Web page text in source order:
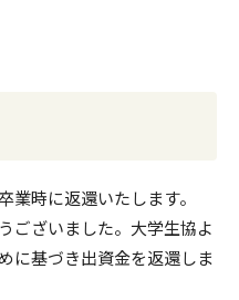
業時に返還いたします。
ございました。大学生協よ
に基づき出資金を返還しま